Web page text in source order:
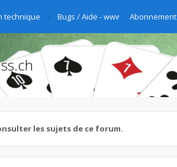
Abonnement
technique Bugs / Aide - www.yass.ch
les sujets de ce forum.